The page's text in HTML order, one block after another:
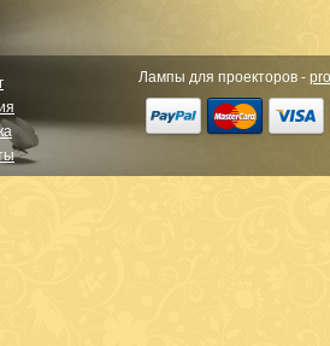
Лампы для проекторов -